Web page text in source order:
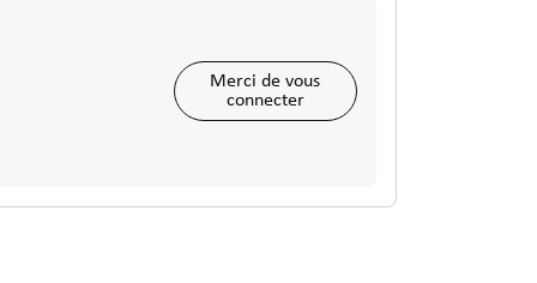
Merci de vous
connecter